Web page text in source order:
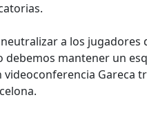
a los jugadores
debemos mantener un
Gareca